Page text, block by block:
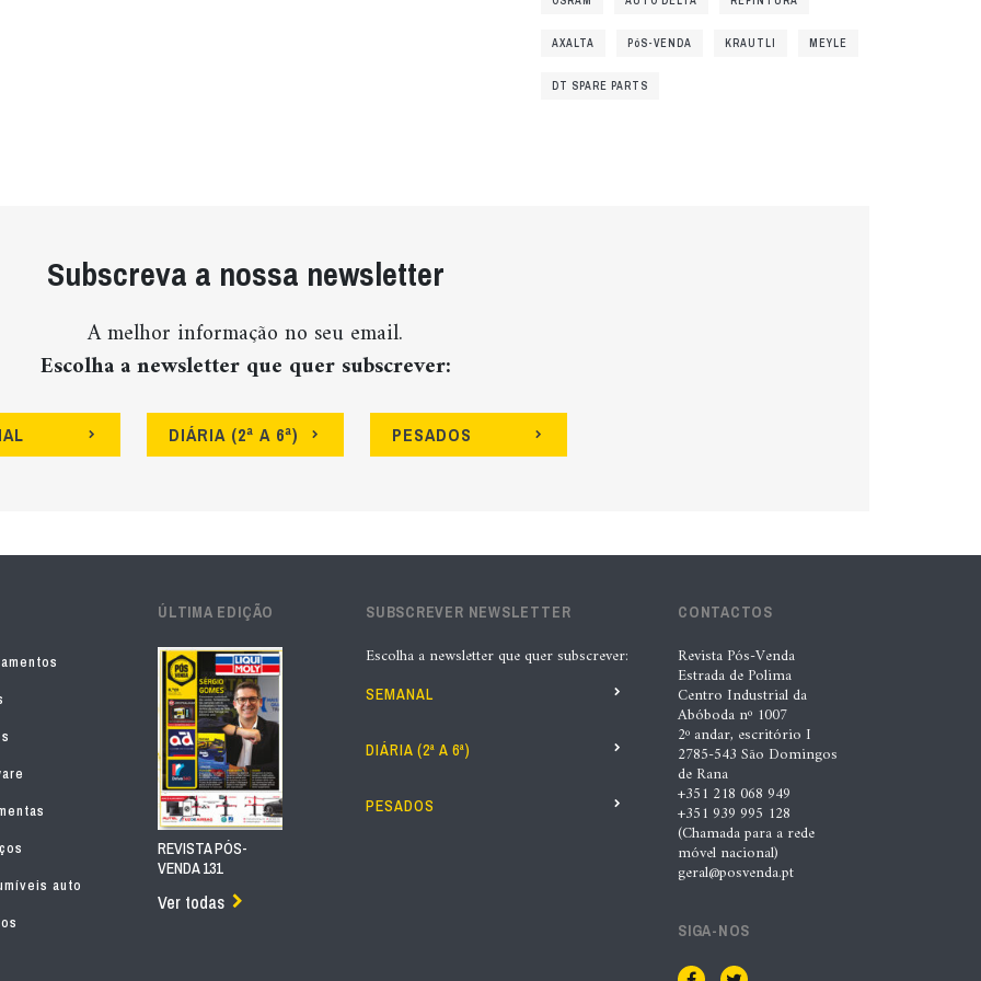
AXALTA PóS-VENDA KRAUTLI MEYLE
DT SPARE PARTS
Subscreva a nossa newsletter
A melhor informação no seu email.
Escolha a newsletter que quer subscrever:
DIÁRIA (2ª A 6ª) PESADOS
auto
ÚLTIMA EDIÇÃO
REVISTA PÓS-
VENDA 131
Ver todas
SUBSCREVER NEWSLETTER
Escolha a newsletter que quer subscrever:
SEMANAL
DIÁRIA (2ª A 6ª)
PESADOS
CONTACTOS
Revista Pós-Venda
Estrada de Polima
Centro Industrial da
Abóboda nº 1007
2º andar, escritório I
2785-543 São Domingos
de Rana
+351 218 068 949
+351 939 995 128
(Chamada para a rede
móvel nacional)
geral@posvenda.pt
SIGA-NOS